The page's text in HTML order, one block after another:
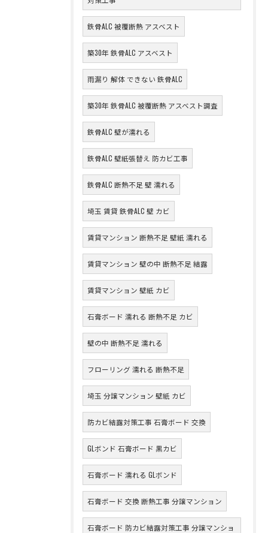
鉄骨ALC 被覆断熱 アスベスト
築30年 鉄骨ALC アスベスト
雨漏り 解体 できない 鉄骨ALC
築30年 鉄骨ALC 被覆断熱 アスベスト調査
鉄骨ALC 壁が濡れる
鉄骨ALC 壁紙張替え 防カビ工事
鉄骨ALC 断熱不足 壁 濡れる
埼玉 賃貸 鉄骨ALC 壁 カビ
賃貸マンション 断熱不足 壁紙 濡れる
賃貸マンション 壁の中 断熱不足 結露
賃貸マンション 壁紙 カビ
石膏ボード 濡れる 断熱不足 カビ
壁の中 断熱不足 濡れる
フローリング 濡れる 断熱不足
埼玉 分譲マンション 壁紙 カビ
防カビ結露対策工事 石膏ボード 交換
GLボンド 石膏ボード 黒カビ
石膏ボード 濡れる GLボンド
石膏ボード 交換 断熱工事 分譲マンション
石膏ボード 防カビ結露対策工事 分譲マンショ